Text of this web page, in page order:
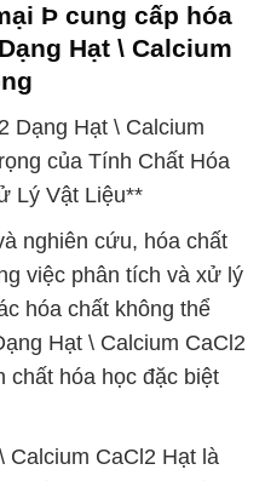
Þ cung cấp hóa
Hạt \ Calcium
Dạng Hạt \ Calcium
của Tính Chất Hóa
Lý Vật Liệu**
nghiên cứu, hóa chất
việc phân tích và xử lý
hóa chất không thể
Hạt \ Calcium CaCl2
chất hóa học đặc biệt
Calcium CaCl2 Hạt là